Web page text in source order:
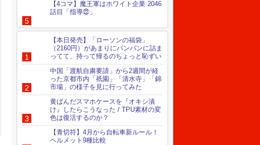
【4コマ】魔王軍はホワイト企業 2046
話目「指導㉒」
【本日発売】「ローソンの福袋」
（2160円）があまりにパンパンに詰ま
ってて、持って帰るのちょっと恥ずい
中国「渡航自粛要請」から2週間が経
った京都市内「祇園」「清水寺」「錦
市場」の様子を見に行ってみた
黄ばんだスマホケースを『オキシ漬
け』したらこうなった / TPU素材の変
色は復活するのか？
【青切符】4月から自転車新ルール！
ヘルメット9種比較